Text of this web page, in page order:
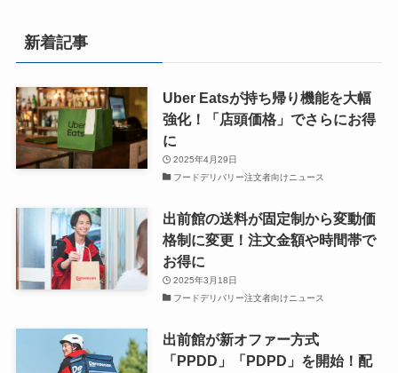
新着記事
Uber Eatsが持ち帰り機能を大幅
強化！「店頭価格」でさらにお得
に
2025年4月29日
フードデリバリー注文者向けニュース
出前館の送料が固定制から変動価
格制に変更！注文金額や時間帯で
お得に
2025年3月18日
フードデリバリー注文者向けニュース
出前館が新オファー方式
「PPDD」「PDPD」を開始！配